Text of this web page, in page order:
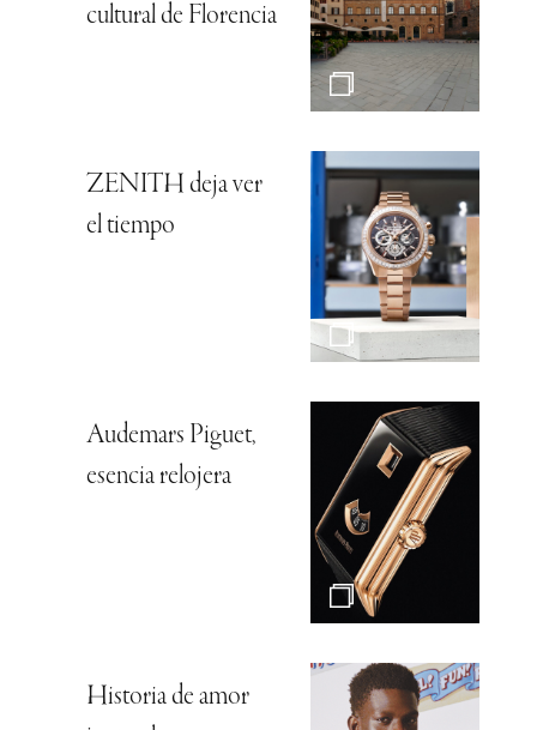
cultural de Florencia
ZENITH deja ver
el tiempo
Audemars Piguet,
esencia relojera
Historia de amor